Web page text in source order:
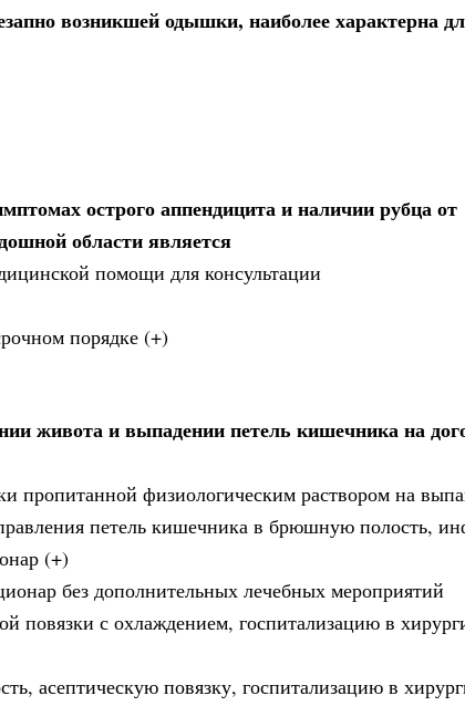
возникшей одышки, наиболее характерна
острого аппендицита и наличии рубца от
области является
помощи для консультации
порядке (+)
живота и выпадении петель кишечника на
пропитанной физиологическим раствором на
петель кишечника в брюшную полость,
(+)
без дополнительных лечебных мероприятий
повязки с охлаждением, госпитализацию в
асептическую повязку, госпитализацию в